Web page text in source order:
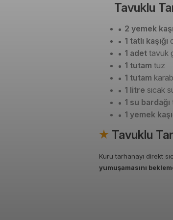
Tavuklu
2 yemek
1 tatlı kaşığı
1 adet tavuk
1 tutam tuz
1 tutam
1 litre sıcak
1 su bardağı
1 yemek
Tavuklu
Kuru tarhanayı direkt
yumuşamasını